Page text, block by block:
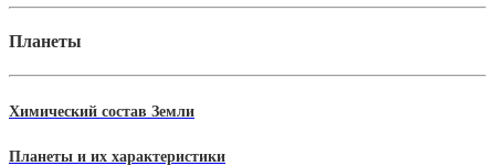
Планеты
Химический состав Земли
Планеты и их характеристики